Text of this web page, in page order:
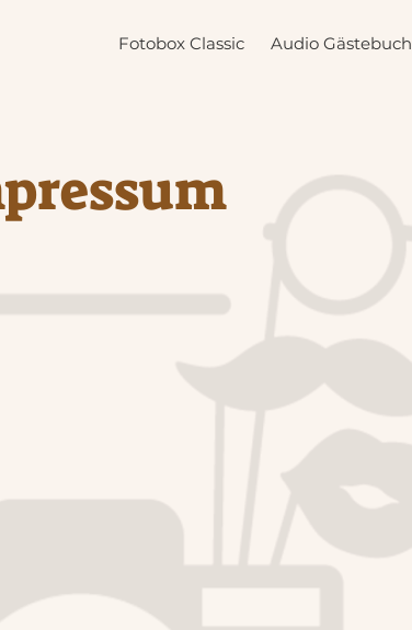
Fotobox Classic Audio Gästebuch